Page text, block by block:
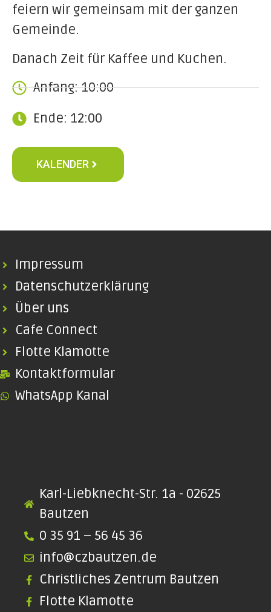
feiern wir gemeinsam mit der ganzen
Gemeinde.
Danach Zeit für Kaffee und Kuchen.
Anfang: 10:00
Ende: 12:00
KALENDER
Impressum
Datenschutzerklärung
Über uns
Cafe Connect
Flotte Klamotte
Kontaktformular
WhatsApp Kanal
Karl-Liebknecht-Str. 1a - 02625
Bautzen
0 35 91 – 56 45 36
info@czbautzen.de
Christliches Zentrum Bautzen
Flotte Klamotte